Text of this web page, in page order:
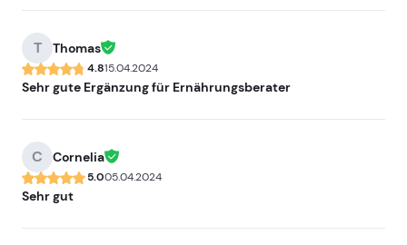
T Thomas
4.815.04.2024
Sehr gute Ergänzung für Ernährungsberater
C Cornelia
5.005.04.2024
Sehr gut